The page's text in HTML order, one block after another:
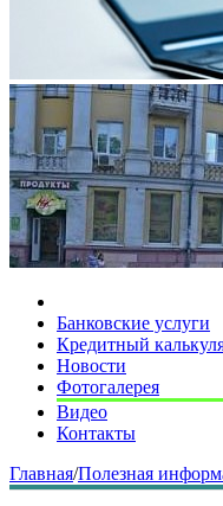
Банковские услуги
Кредитный
Новости
Фотогалерея
Видео
Контакты
Главная/Полезная